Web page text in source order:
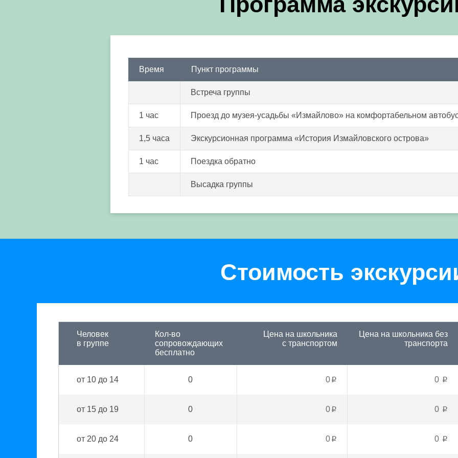
Время Пункт программы
Встреча группы
1 час Проезд до музея-усадьбы «Измайлово» на комфортабельном
1,5 часа Экскурсионная программа «История Измайловского острова»
1 час Поездка обратно
Высадка группы
Стоимость
Цена на школьника
с транспортом
Цена на школьника без
транспорта
Человек
в группе
Кол-во
сопровождающих
бесплатно
0p 0 p
от 10 до 14 0
0p 0 p
от 15 до 19 0
0p 0 p
от 20 до 24 0